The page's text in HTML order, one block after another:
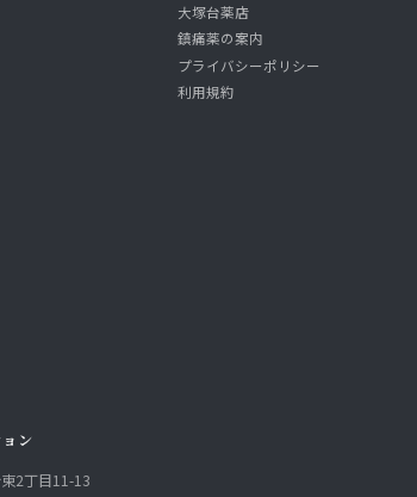
大塚台薬店
鎮痛薬の案内
プライバシーポリシー
利用規約
ン
2丁目11-13